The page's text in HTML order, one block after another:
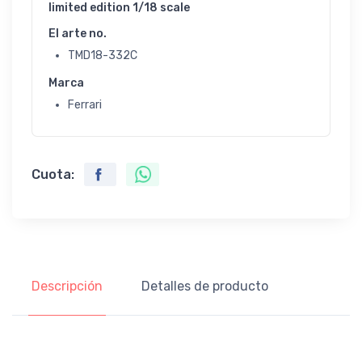
limited edition 1/18 scale
El arte no.
TMD18-332C
Marca
Ferrari
Cuota:
Descripción Detalles de producto